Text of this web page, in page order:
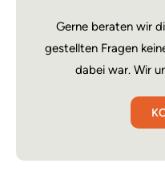
Gerne beraten wir
gestellten Fragen
dabei war. Wir